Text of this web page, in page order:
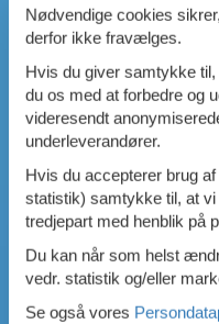
Nødvendige cookies
derfor ikke fravælges.
Hvis du giver samtykke
du os med at forbedre og
videresendt
underleverandører.
Hvis du accepterer brug
statistik) samtykke til, at
tredjepart med henblik på
Du kan når som helst
vedr. statistik og/eller
Se også vores